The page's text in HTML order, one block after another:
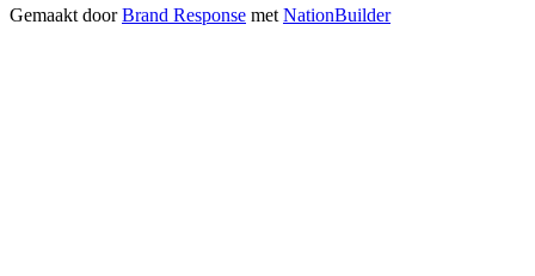
Gemaakt doorBrand Response metNationBuilder